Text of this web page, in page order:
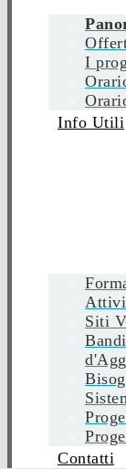
I
Info Utili
Siti
Contatti